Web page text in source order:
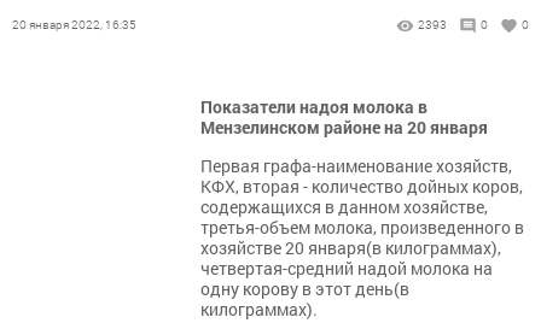
20 января 2022, 16:35 2393 0 0
Показатели надоя молока в
Мензелинском районе на 20 января
Первая графа-наименование хозяйств,
КФХ, вторая - количество дойных коров,
содержащихся в данном хозяйстве,
третья-объем молока, произведенного в
хозяйстве 20 января(в килограммах),
четвертая-средний надой молока на
одну корову в этот день(в
килограммах).